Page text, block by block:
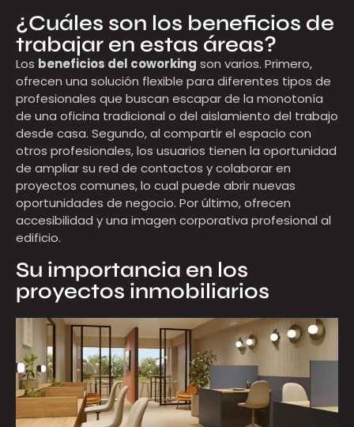
¿Cuáles son los beneficios de
trabajar en estas áreas?
Los beneficios del coworking son varios. Primero,
ofrecen una solución flexible para diferentes tipos de
profesionales que buscan escapar de la monotonía
de una oficina tradicional o del aislamiento del trabajo
desde casa. Segundo, al compartir el espacio con
otros profesionales, los usuarios tienen la oportunidad
de ampliar su red de contactos y colaborar en
proyectos comunes, lo cual puede abrir nuevas
oportunidades de negocio. Por último, ofrecen
accesibilidad y una imagen corporativa profesional al
edificio.
Su importancia en los
proyectos inmobiliarios